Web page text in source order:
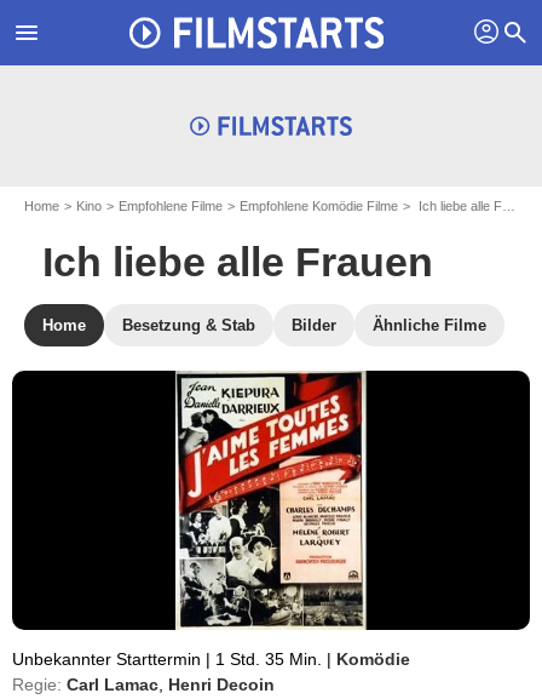
menu profil search
Home Kino Empfohlene Filme Empfohlene Komödie Filme Ich liebe alle Frauen
Ich liebe alle Frauen
Home Besetzung & Stab Bilder Ähnliche Filme
Unbekannter Starttermin | 1 Std. 35 Min. | Komödie
Regie: Carl Lamac Henri Decoin